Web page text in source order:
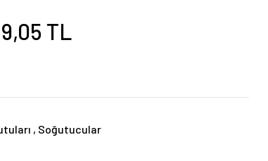
TL
, Soğutucular